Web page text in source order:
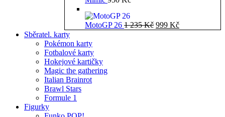
MotoGP 26 1 235Kč Původní
999 KčAktuální
Sběratel. karty
Pokémon karty
Fotbalové karty
Hokejové kartičky
Magic the gathering
Italian Brainrot
Brawl Stars
Formule 1
Figurky